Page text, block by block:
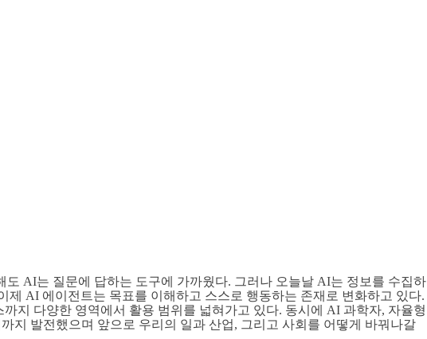
도 AI는 질문에 답하는 도구에 가까웠다. 그러나 오늘날 AI는 정보를 수집하
AI 에이전트는 목표를 이해하고 스스로 행동하는 존재로 변화하고 있다.
지 다양한 영역에서 활용 범위를 넓혀가고 있다. 동시에 AI 과학자, 자율형
지 발전했으며 앞으로 우리의 일과 산업, 그리고 사회를 어떻게 바꿔나갈